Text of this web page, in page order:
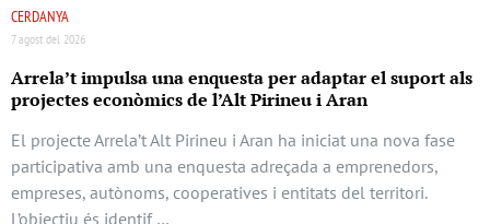
CERDANYA
7 agost del 2026
Arrela’t impulsa una enquesta per adaptar el suport als
projectes econòmics de l’Alt Pirineu i Aran
El projecte Arrela’t Alt Pirineu i Aran ha iniciat una nova fase
participativa amb una enquesta adreçada a emprenedors,
empreses, autònoms, cooperatives i entitats del territori.
L’objectiu és identif …